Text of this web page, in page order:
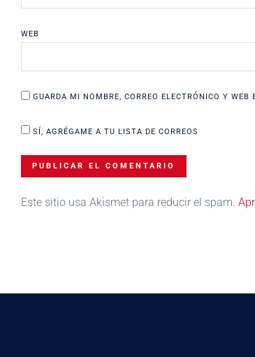
WEB
GUARDA MI NOMBRE, CORREO ELECTRÓNICO Y
SÍ, AGRÉGAME A TU LISTA DE CORREOS
Este sitio usa Akismet para reducir el spam.